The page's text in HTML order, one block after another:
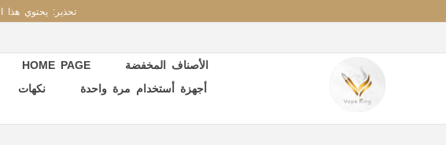
تحذير: يحتوي هذا
الأصناف المخفضة HOME PAGE
أجهزة أستخدام مرة واحدة نكهات